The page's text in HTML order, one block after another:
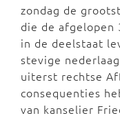
zondag de
die de afgelopen
in de deelstaat
stevige
uiterst rechtse
consequenties
van kanselier